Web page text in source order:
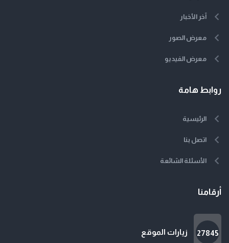
آخر الأخبار
معرض الصور
معرض الفيديو
روابط هامة
الرئيسية
اتصل بنا
الأسئلة الشائعة
أرقامنا
27845 زيارات الموقع